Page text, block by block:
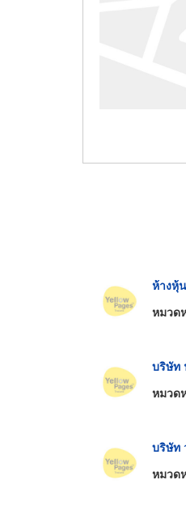
ห้างหุ้
หมวด
บริษัท
หมวด
บริษัท
หมวด